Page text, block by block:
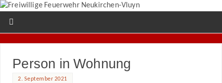
Person in Wohnung
2. September 2021